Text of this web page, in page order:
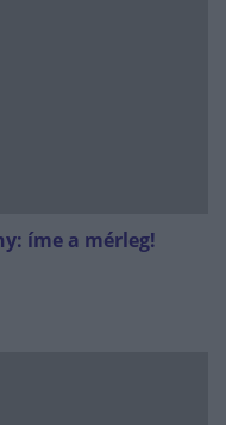
íme a mérleg!